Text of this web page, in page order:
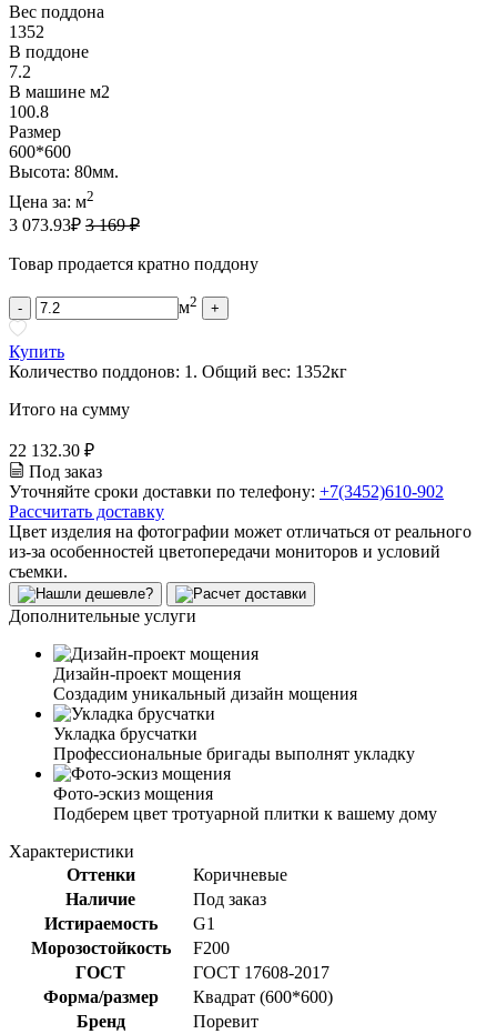
Вес поддона
1352
В поддоне
7.2
В машине м2
100.8
Размер
600*600
Высота: 80мм.
Цена за: м2
3 073.93₽ 3 169 ₽
Товар продается кратно поддону
- м2 +
Купить
Количество поддонов: 1 . Общий вес: 1352кг
Итого на сумму
22 132.30 ₽
Под заказ
Уточняйте сроки доставки по телефону: +7(3452)610-902
Рассчитать доставку
Цвет изделия на фотографии может отличаться от реального
из-за особенностей цветопередачи мониторов и условий
съемки.
Дополнительные услуги
Дизайн-проект мощения
Создадим уникальный дизайн мощения
Укладка брусчатки
Профессиональные бригады выполнят укладку
Фото-эскиз мощения
Подберем цвет тротуарной плитки к вашему дому
Характеристики
Оттенки
Коричневые
Наличие
Под заказ
Истираемость
G1
Морозостойкость
F200
ГОСТ
ГОСТ 17608-2017
Форма/размер
Квадрат (600*600)
Бренд
Поревит